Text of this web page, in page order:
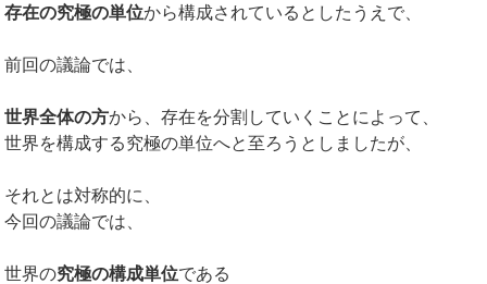
存在の究極の単位から構成されているとしたうえで、
前回の議論では、
世界全体の方から、存在を分割していくことによって、
世界を構成する究極の単位へと至ろうとしましたが、
それとは対称的に、
今回の議論では、
世界の究極の構成単位である